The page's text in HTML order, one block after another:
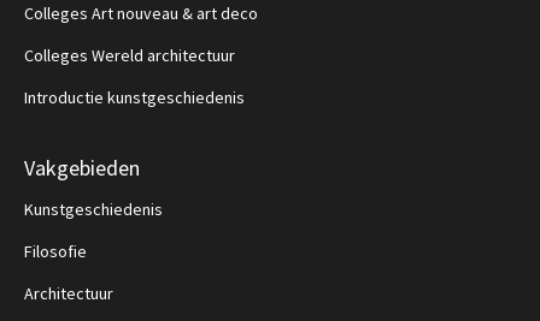
Colleges Art nouveau & art deco
Colleges Wereld architectuur
Introductie kunstgeschiedenis
Vakgebieden
Kunstgeschiedenis
Filosofie
Architectuur